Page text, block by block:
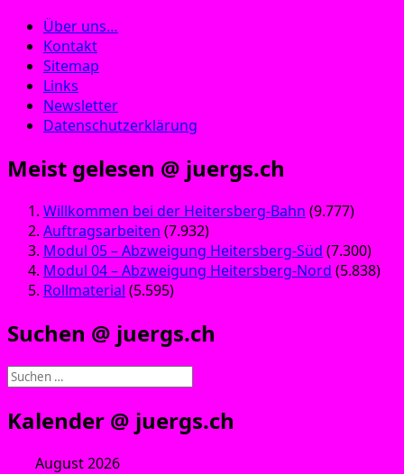
Über uns…
Kontakt
Sitemap
Links
Newsletter
Datenschutzerklärung
Meist gelesen @ juergs.ch
Willkommen bei der Heitersberg-Bahn (9.777)
Auftragsarbeiten (7.932)
Modul 05 – Abzweigung Heitersberg-Süd (7.300)
Modul 04 – Abzweigung Heitersberg-Nord (5.838)
Rollmaterial (5.595)
Suchen @ juergs.ch
Suchen
Kalender @ juergs.ch
August 2026